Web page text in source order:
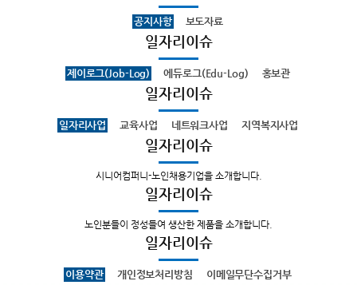
공지사항 보도자료
일자리이슈
제이로그(Job-Log) 에듀로그(Edu-Log) 홍보관
일자리이슈
일자리사업 교육사업 네트워크사업 지역복지사업
일자리이슈
시니어컴퍼니-노인채용기업을 소개합니다.
일자리이슈
노인분들이 정성들여 생산한 제품을 소개합니다.
일자리이슈
이용약관 개인정보처리방침 이메일무단수집거부